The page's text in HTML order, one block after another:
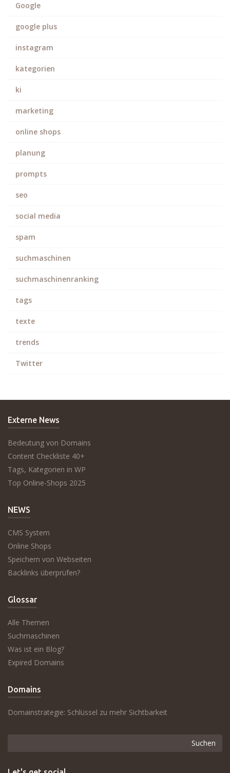
Google
google plus
instagram
kategorien
ki
marketing
online shops
planung
prompts
seo
social media
spam
suchmaschinen
suchmaschinenranking
tags
texte
trends
Twitter
Externe News
Bedeutung von Domains
Content Checkliste 40+
Tags, Kategorien in WP
Top Online-Shops 2025
NEWS
CMS System
Online Shops
Speichern von Webseiten
Backlinks überprüfen?
Glossar
Alle Themen
Suchmaschinen
Was ist ein Blog?
Expired Domains
Domains
Domainstrategie: Schlüssel zu mehr Sichtbarkeit